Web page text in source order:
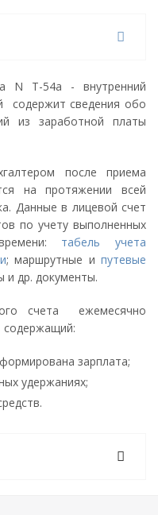
N Т-54а - внутренний
содержит сведения обо
из заработной платы
после приема
на протяжении всей
Данные в лицевой счет
по учету выполненных
табель учета
; маршрутные ипутевые
и др. документы.
счета ежемесячно
содержащий:
зарплата;
удержаниях;